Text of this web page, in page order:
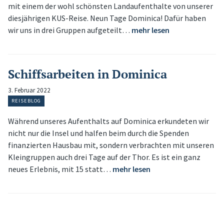
mit einem der wohl schönsten Landaufenthalte von unserer
diesjährigen KUS-Reise. Neun Tage Dominica! Dafür haben
wir uns in drei Gruppen aufgeteilt… mehr lesen
Schiffsarbeiten in Dominica
3. Februar 2022
REISEBLOG
Während unseres Aufenthalts auf Dominica erkundeten wir
nicht nur die Insel und halfen beim durch die Spenden
finanzierten Hausbau mit, sondern verbrachten mit unseren
Kleingruppen auch drei Tage auf der Thor. Es ist ein ganz
neues Erlebnis, mit 15 statt… mehr lesen